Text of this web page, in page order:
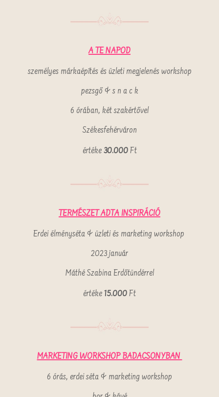
A TE NAPOD
személyes márkaépítés és üzleti megjelenés workshop
pezsgő & s n a c k
6 órában, két szakértővel
Székesfehérváron
értéke 30.000Ft
TERMÉSZETADTA INSPIRÁCIÓ
Erdei élményséta & üzleti és marketing workshop
2023 január
Máthé Szabina Erdőtündérrel
értéke 15.000 Ft
MARKETINGWORKSHOP BADACSONYBAN
6 órás, erdei séta & marketing workshop